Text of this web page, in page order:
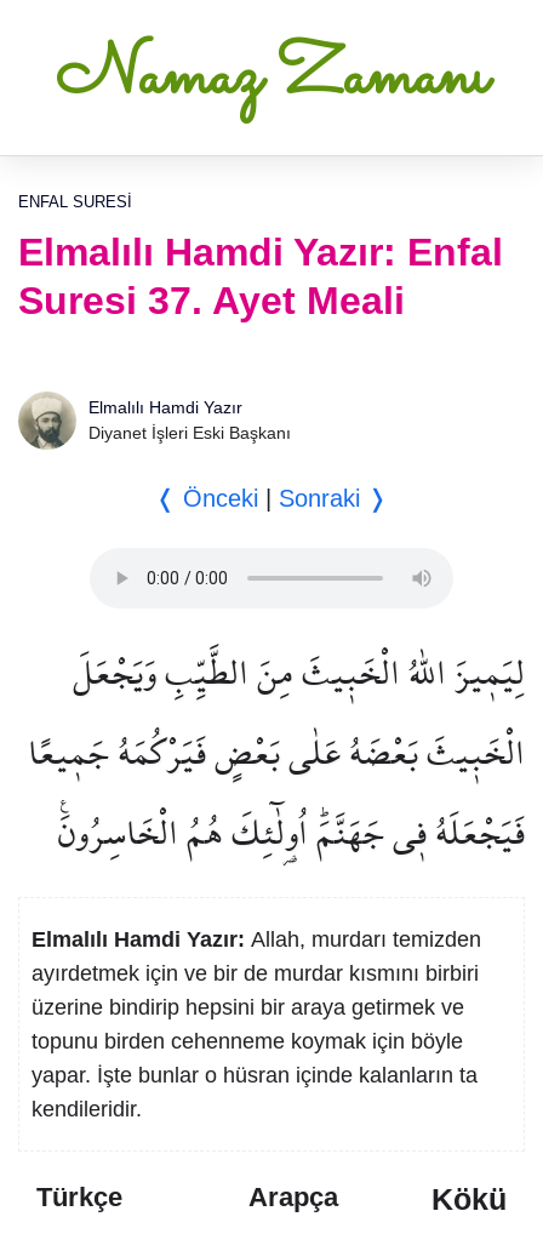
Namaz Zamanı
ENFAL SURESI
Elmalılı Hamdi Yazır: Enfal
Suresi 37. Ayet Meali
Elmalılı Hamdi Yazır
Diyanet İşleri Eski Başkanı
❬ Önceki Sonraki ❭
لِيَم۪يزَ اللّٰهُ الْخَب۪يثَ مِنَ الطَّيِّبِ وَيَجْعَلَ
الْخَب۪يثَ بَعْضَهُ عَلٰى بَعْضٍ فَيَرْكُمَهُ جَم۪يعًا
فَيَجْعَلَهُ ف۪ي جَهَنَّمَۜ اُو۬لٰٓئِكَ هُمُ الْخَاسِرُونَ۟
Elmalılı Hamdi Yazır: Allah, murdarı temizden
ayırdetmek için ve bir de murdar kısmını birbiri
üzerine bindirip hepsini bir araya getirmek ve
topunu birden cehenneme koymak için böyle
yapar. İşte bunlar o hüsran içinde kalanların ta
kendileridir.
Türkçe Arapça Kökü